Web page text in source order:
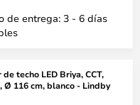
de entrega: 3 - 6 días
techo LED Briya, CCT,
Ø 116 cm, blanco - Lindby